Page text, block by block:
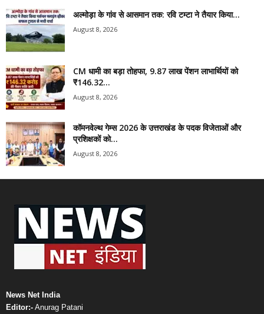
अल्मोड़ा के गांव से आसमान तक: रवि टम्टा ने तैयार किया...
August 8, 2026
CM धामी का बड़ा तोहफा, 9.87 लाख पेंशन लाभार्थियों को
₹146.32...
August 8, 2026
कॉमनवेल्थ गेम्स 2026 के उत्तराखंड के पदक विजेताओं और
प्रशिक्षकों को...
August 8, 2026
News Net India
Editor:- Anurag Patani